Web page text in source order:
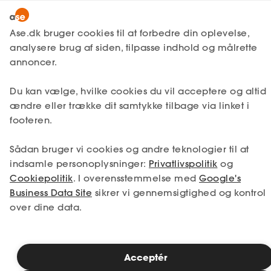
MitAse
Ase Selvstændig
Dokumenter.dk
Lønmodtager
Selvstændig
Etableret
Produkter
Få svar
Fordele
Studerende
Selvstændig Få svar Virksomhedsjura
Offentlige udbud
offentligt udbud? Der er flere vigtige
parametre at have for øje. Ase Selvstændig
hjælper dig godt i gang, så du står stærkt i
processen.
Helt grundlæggende om offentlige udbud
Ase.dk bruger cookies til at forbedre din oplevelse,
analysere brug af siden, tilpasse indhold og målrette
annoncer.
Du kan vælge, hvilke cookies du vil acceptere og altid
ændre eller trække dit samtykke tilbage via linket i
footeren.
Sådan bruger vi cookies og andre teknologier til at
indsamle personoplysninger: Privatlivspolitik og
Cookiepolitik. I overensstemmelse med Google's
Business Data Site sikrer vi gennemsigtighed og kontrol
over dine data.
Acceptér